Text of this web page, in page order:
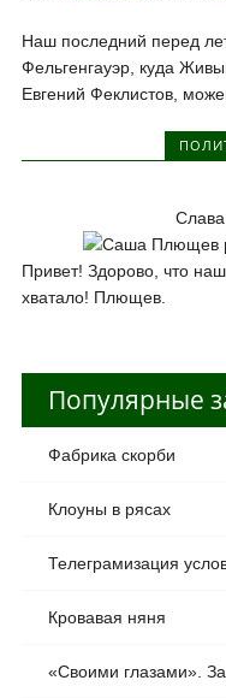
Наш последний перед
Фельгенгауэр, куда
Евгений Феклистов,
Привет! Здорово, что
хватало! Плющев.
Популярные
Фабрика скорби
Клоуны в рясах
Телеграмизация
Кровавая няня
«Своими глазами».